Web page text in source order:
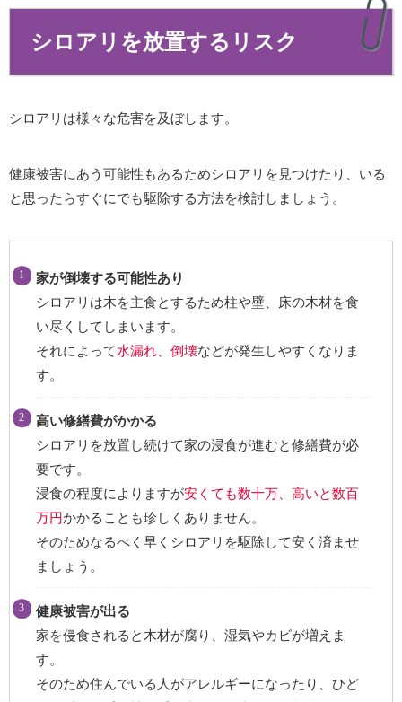
シロアリを放置するリスク
シロアリは様々な危害を及ぼします。
健康被害にあう可能性もあるためシロアリを見つけたり、いる
と思ったらすぐにでも駆除する方法を検討しましょう。
家が倒壊する可能性あり
シロアリは木を主食とするため柱や壁、床の木材を食
い尽くしてしまいます。
それによって水漏れ、倒壊などが発生しやすくなりま
す。
高い修繕費がかかる
シロアリを放置し続けて家の浸食が進むと修繕費が必
要です。
浸食の程度によりますが安くても数十万、高いと数百
万円かかることも珍しくありません。
そのためなるべく早くシロアリを駆除して安く済ませ
ましょう。
健康被害が出る
家を侵食されると木材が腐り、湿気やカビが増えま
す。
そのため住んでいる人がアレルギーになったり、ひど